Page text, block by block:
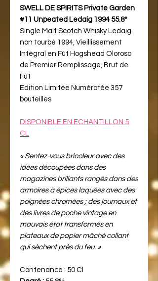
SWELL DE SPIRITS Private Garden
#11 Unpeated Ledaig 1994 55.8°
Single Malt Scotch Whisky Ledaig
non tourbé 1994, Vieillissement
Intégral en Fût Hogshead Oloroso
de Premier Remplissage, Brut de
Fût
Edition Limitée Numérotée 357
bouteilles
DISPONIBLE EN ECHANTILLON 5
CL
« Sentez-vous bricoleur avec des
idées découpées dans des
magazines brillants rangés dans des
armoires à épices laquées avec des
poignées chromées ; des journaux et
des livres de poche vintage en
mauvais état transformés en
plateaux de papier mâché collant
qui sèchent près du feu. »
Contenance : 50 Cl